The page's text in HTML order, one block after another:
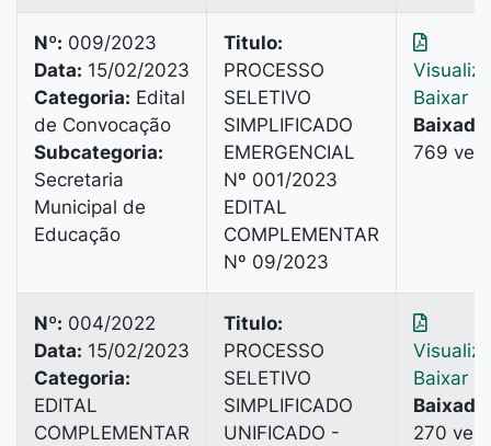
Nº: 009/2023
Data: 15/02/2023
Categoria: Edital
de Convocação
Subcategoria:
Secretaria
Municipal de
Educação
Titulo:
PROCESSO
SELETIVO
SIMPLIFICADO
EMERGENCIAL
Nº 001/2023
EDITAL
COMPLEMENTAR
Nº 09/2023
Baixar
Baixado:
769
Nº: 004/2022
Data: 15/02/2023
Categoria:
EDITAL
COMPLEMENTAR
Titulo:
PROCESSO
SELETIVO
SIMPLIFICADO
UNIFICADO -
Baixar
Baixado:
270